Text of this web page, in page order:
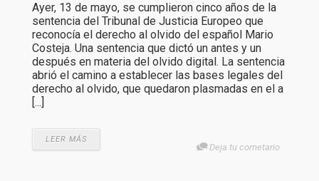
Ayer, 13 de mayo, se cumplieron cinco años de la
sentencia del Tribunal de Justicia Europeo que
reconocía el derecho al olvido del español Mario
Costeja. Una sentencia que dictó un antes y un
después en materia del olvido digital. La sentencia
abrió el camino a establecer las bases legales del
derecho al olvido, que quedaron plasmadas en el a
[...]
LEER MÁS
Deja tu cometario